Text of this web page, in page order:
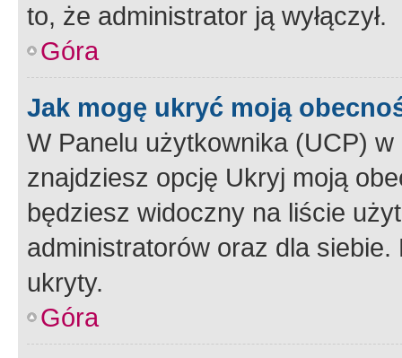
to, że administrator ją wyłączył.
Góra
Jak mogę ukryć moją
W Panelu użytkownika (UCP) w
znajdziesz opcję Ukryj moją
będziesz widoczny na liście
administratorów oraz dla
ukryty.
Góra